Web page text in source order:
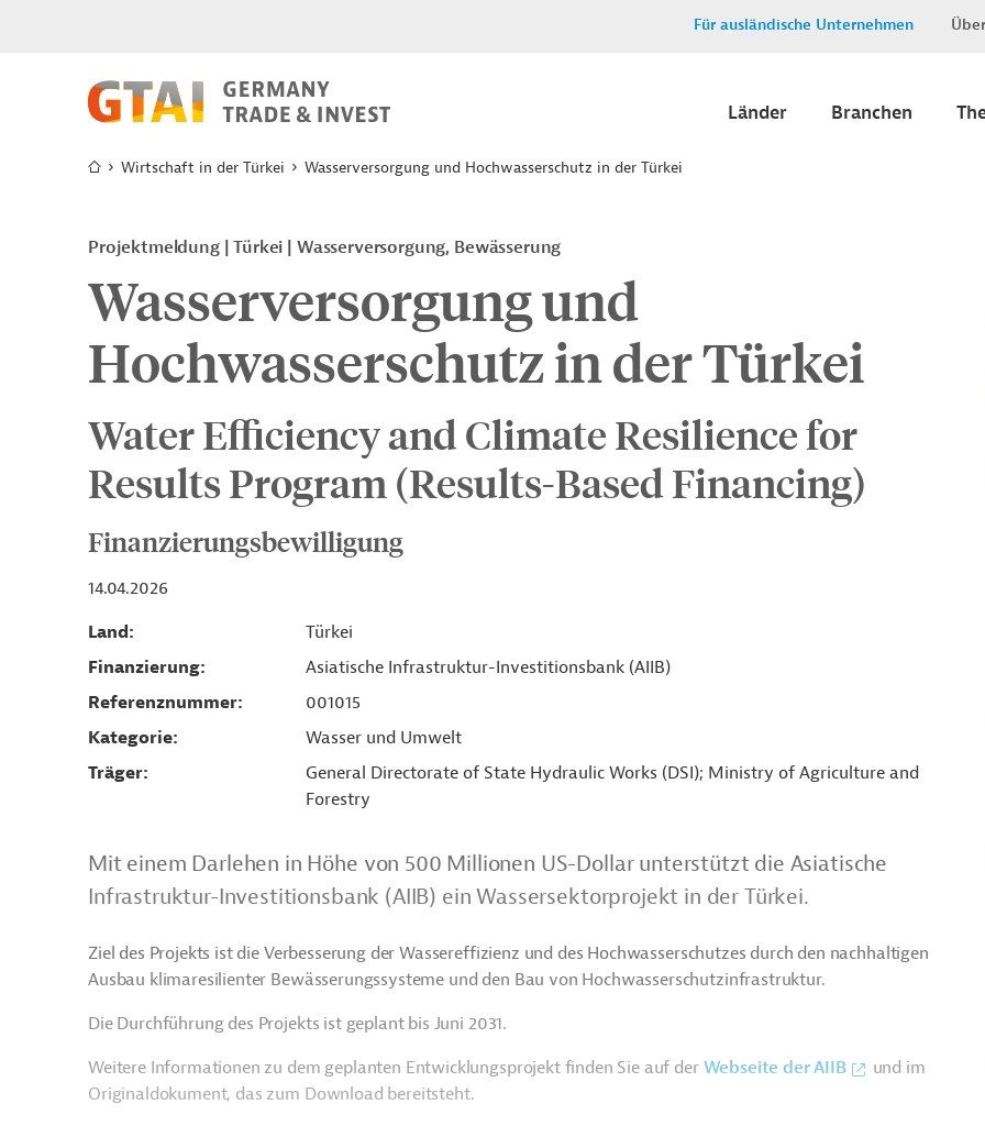
Für ausländische Unternehmen
Länder Branchen
Wirtschaft in der Türkei Wasserversorgung und Hochwasserschutz in der Türkei
Projektmeldung Türkei Wasserversorgung, Bewässerung
Wasserversorgung und
Hochwasserschutz in der Türkei
Water Efficiency and Climate Resilience for
Results Program (Results-Based Financing)
Finanzierungsbewilligung
14.04.2026
Land
Türkei
Finanzierung
Asiatische Infrastruktur-Investitionsbank (AIIB)
Referenznummer
001015
Kategorie
Wasser und Umwelt
Träger
General Directorate of State Hydraulic Works (DSI); Ministry of Agriculture and
Forestry
Mit einem Darlehen in Höhe von 500 Millionen US-Dollar unterstützt die Asiatische
Infrastruktur-Investitionsbank (AIIB) ein Wassersektorprojekt in der Türkei.
Ziel des Projekts ist die Verbesserung der Wassereffizienz und des Hochwasserschutzes durch den nachhaltigen
Ausbau klimaresilienter Bewässerungssysteme und den Bau von Hochwasserschutzinfrastruktur.
Die Durchführung des Projekts ist geplant bis Juni 2031.
Weitere Informationen zu dem geplanten Entwicklungsprojekt finden Sie auf der Webseite der AIIB
und im
Originaldokument, das zum Download bereitsteht.